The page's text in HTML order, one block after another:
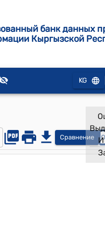
банк данных
Кыргызской
KG
Сравнение И